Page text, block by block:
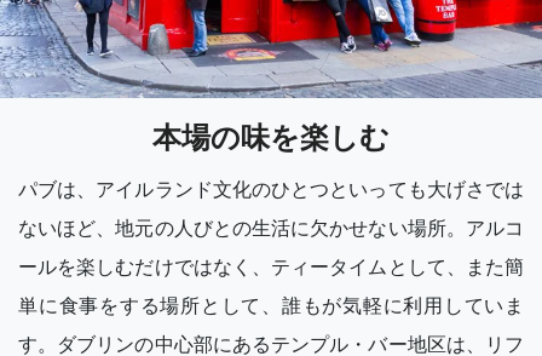
本場の味を楽しむ
パブは、アイルランド文化のひとつといっても大げさでは
ないほど、地元の人びとの生活に欠かせない場所。アルコ
ールを楽しむだけではなく、ティータイムとして、また簡
単に食事をする場所として、誰もが気軽に利用していま
す。ダブリンの中心部にあるテンプル・バー地区は、リフ